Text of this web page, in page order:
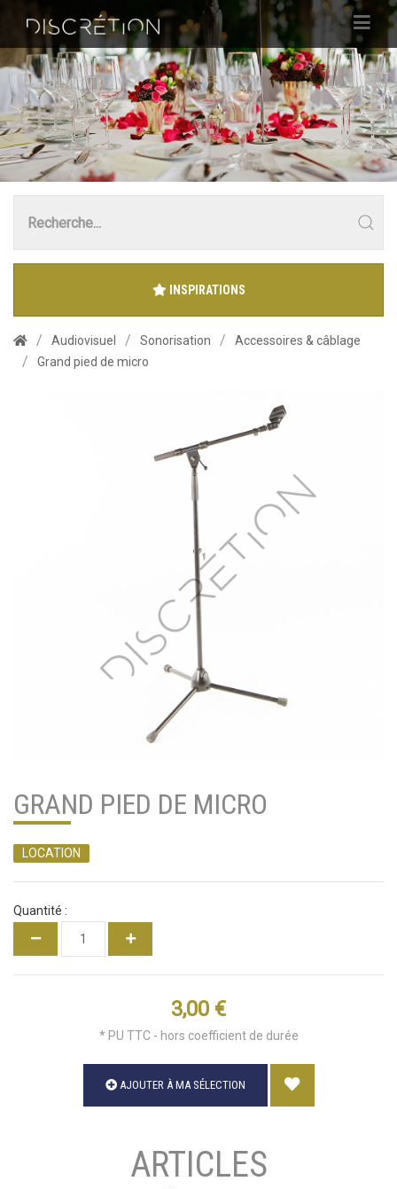
INSPIRATIONS
Audiovisuel Sonorisation
Accessoires & câblage
Grand pied de micro
GRAND PIED DE MICRO
LOCATION
Quantité :
3,00 €
* PU TTC - hors coefficient de durée
AJOUTER À MA SÉLECTION
ARTICLES